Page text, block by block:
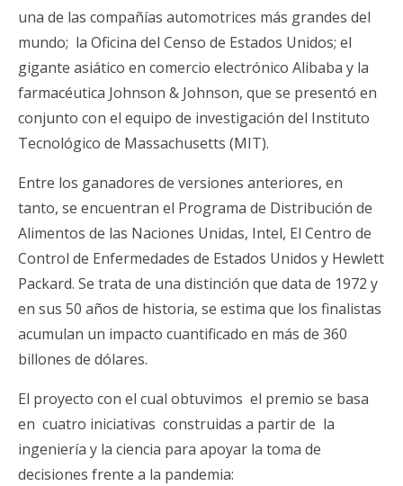
una de las compañías automotrices más grandes del
mundo; la Oficina del Censo de Estados Unidos; el
gigante asiático en comercio electrónico Alibaba y la
farmacéutica Johnson & Johnson, que se presentó en
conjunto con el equipo de investigación del Instituto
Tecnológico de Massachusetts (MIT).
Entre los ganadores de versiones anteriores, en
tanto, se encuentran el Programa de Distribución de
Alimentos de las Naciones Unidas, Intel, El Centro de
Control de Enfermedades de Estados Unidos y Hewlett
Packard. Se trata de una distinción que data de 1972 y
en sus 50 años de historia, se estima que los finalistas
acumulan un impacto cuantificado en más de 360
billones de dólares.
El proyecto con el cual obtuvimos el premio se basa
en cuatro iniciativas construidas a partir de la
ingeniería y la ciencia para apoyar la toma de
decisiones frente a la pandemia: